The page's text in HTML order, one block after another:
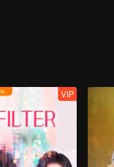
마침내 탕치에게 정체
국산 뷰티 제품을 기획
한다는 것을 깨닫는다
VIP